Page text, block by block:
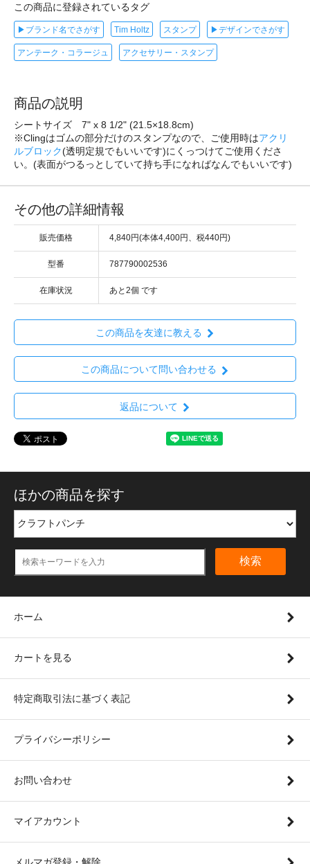
この商品に登録されているタグ
▶ブランド名でさがす Tim Holtz スタンプ ▶デザインでさがす
アンテーク・コラージュ アクセサリー・スタンプ
商品の説明
シートサイズ 7" x 8 1/2" (21.5×18.8cm)
※Clingはゴムの部分だけのスタンプなので、ご使用時はアクリ
ルブロック(透明定規でもいいです)にくっつけてご使用くださ
い。(表面がつるっとしていて持ち手になればなんでもいいです)
その他の詳細情報
販売価格 4,840円(本体4,400円、税440円)
型番 787790002536
在庫状況 あと2個 です
この商品を友達に教える
この商品について問い合わせる
返品について
ほかの商品を探す
検索
ホーム
カートを見る
特定商取引法に基づく表記
プライバシーポリシー
お問い合わせ
マイアカウント
メルマガ登録・解除